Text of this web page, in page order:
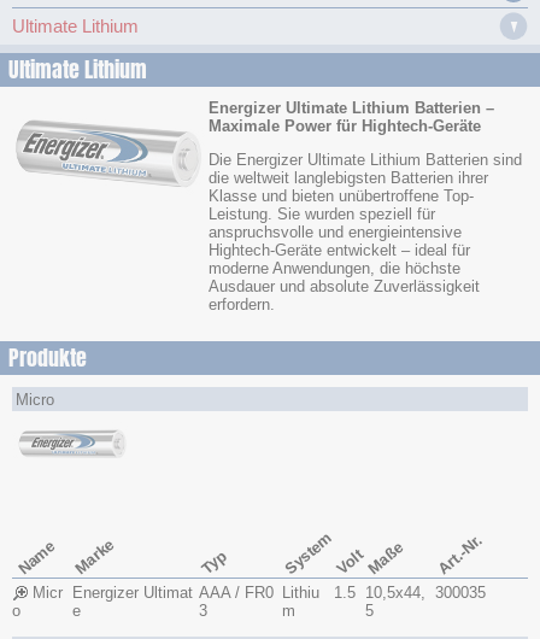
Ultimate Lithium
Ultimate Lithium
Energizer Ultimate Lithium Batterien –
Maximale Power für Hightech-Geräte
Die Energizer Ultimate Lithium Batterien sind
die weltweit langlebigsten Batterien ihrer
Klasse und bieten unübertroffene Top-
Leistung. Sie wurden speziell für
anspruchsvolle und energieintensive
Hightech-Geräte entwickelt – ideal für
moderne Anwendungen, die höchste
Ausdauer und absolute Zuverlässigkeit
erfordern.
Produkte
Micro
Name Marke Typ SystemVoltMaße Art.-Nr.
Micr
o
Energizer Ultimat
e
AAA / FR0
3
Lithiu
m
1.5 10,5x​44,
5
300035